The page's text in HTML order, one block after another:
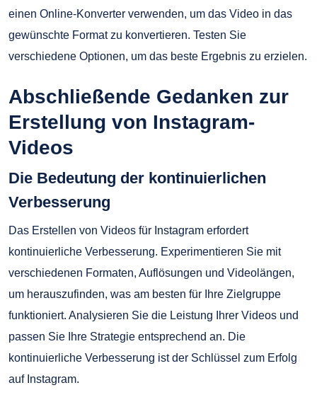
einen Online-Konverter verwenden, um das Video in das
gewünschte Format zu konvertieren. Testen Sie
verschiedene Optionen, um das beste Ergebnis zu erzielen.
Abschließende Gedanken zur
Erstellung von Instagram-
Videos
Die Bedeutung der kontinuierlichen
Verbesserung
Das Erstellen von Videos für Instagram erfordert
kontinuierliche Verbesserung. Experimentieren Sie mit
verschiedenen Formaten, Auflösungen und Videolängen,
um herauszufinden, was am besten für Ihre Zielgruppe
funktioniert. Analysieren Sie die Leistung Ihrer Videos und
passen Sie Ihre Strategie entsprechend an. Die
kontinuierliche Verbesserung ist der Schlüssel zum Erfolg
auf Instagram.